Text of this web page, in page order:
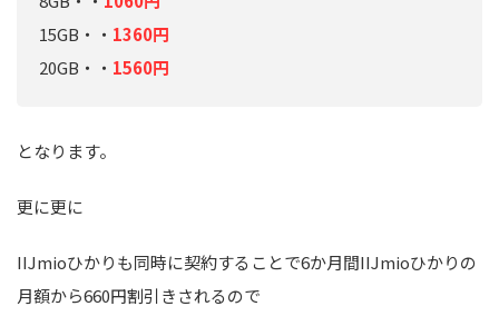
15GB・・ 1360円
20GB・・ 1560円
となります。
更に更に
IIJmioひかりも同時に契約することで6か月間IIJmioひかりの
月額から660円割引きされるので